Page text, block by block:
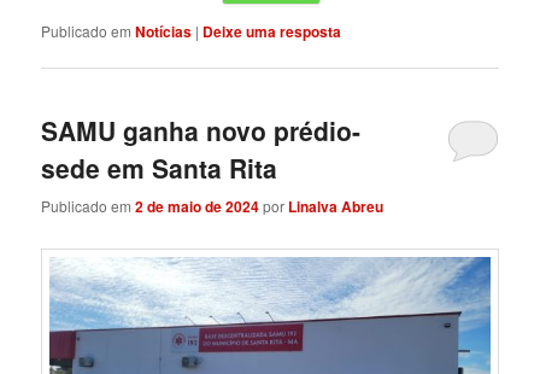
Publicado em Notícias | Deixe uma resposta
SAMU ganha novo prédio-
sede em Santa Rita
Publicado em2 de maio de 2024por Linalva Abreu